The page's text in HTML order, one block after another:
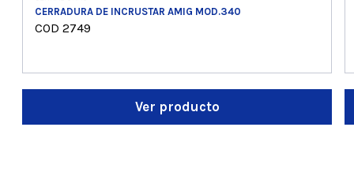
CERRADURA DE INCRUSTAR AMIG MOD.340
COD 2749
Ver producto